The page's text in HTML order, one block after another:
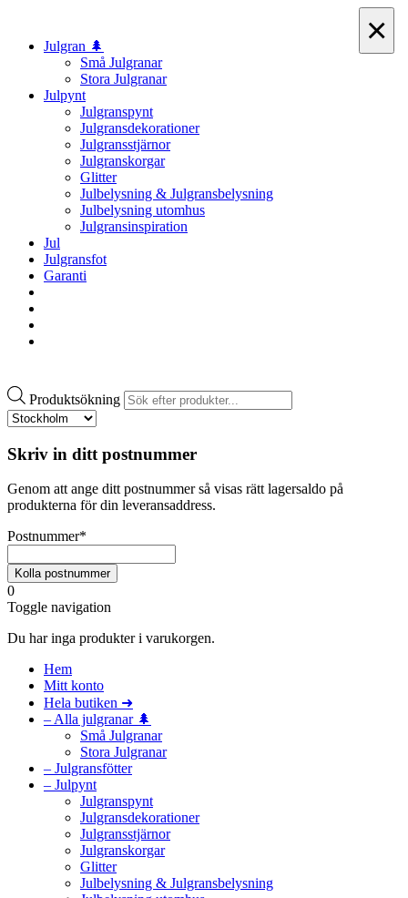
Julgran 🌲
Små Julgranar
Stora Julgranar
Julpynt
Julgranspynt
Julgransdekorationer
Julgransstjärnor
Julgranskorgar
Glitter
Julbelysning & Julgransbelysning
Julbelysning utomhus
Julgransinspiration
Jul
Julgransfot
Garanti
Produktsökning
Skriv in ditt postnummer
Genom att ange ditt postnummer så visas rätt lagersaldo på
produkterna för din leveransaddress.
×
Postnummer*
0
Toggle navigation
Du har inga produkter i varukorgen.
Hem
Mitt konto
Hela butiken ➜
– Alla julgranar 🌲
Små Julgranar
Stora Julgranar
– Julgransfötter
– Julpynt
Julgranspynt
Julgransdekorationer
Julgransstjärnor
Julgranskorgar
Glitter
Julbelysning & Julgransbelysning